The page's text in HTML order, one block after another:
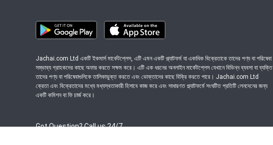
Jachai.com Ltd একটি ইকমার্স মার্কেটপ্লেস, এটি এমন একটি প্ল্যাটফর্ম যা একাধিক বিক্রেতাকে তাদের পণ্য বা পরিষেবা
সম্ভাব্য গ্রাহকদের কাছে অফার করতে সক্ষম করে। এটি এক ধরনের অনলাইন মার্কেটপ্লেস যেখানে বিভিন্ন ব্যবসা বা ব্যক্তি
তাদের পণ্য বা পরিষেবাগুলিকে তালিকাভুক্ত করতে এবং ভোক্তাদের কাছে বিক্রি করতে পারে। Jachai.com Ltd
ক্রেতা এবং বিক্রেতাদের মধ্যে মধ্যস্থতাকারী হিসাবে কাজ করে এবং সাধারণত প্ল্যাটফর্মে সংঘটিত প্রতিটি লেনদেনের জন্য
একটি কমিশন বা ফি চার্জ করে।
Got Question? Call us 24/7